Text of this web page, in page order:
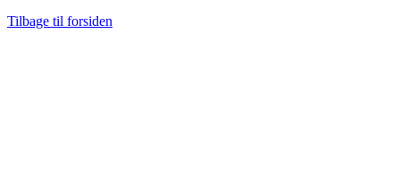
Tilbage til forsiden